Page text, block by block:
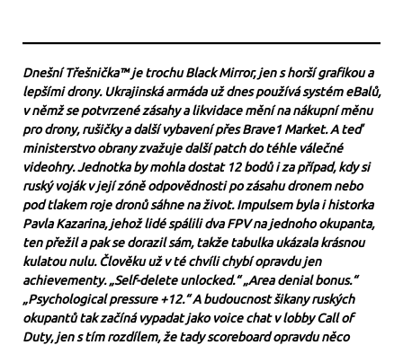
Dnešní Třešnička™ je trochu Black Mirror, jen s horší grafikou a
lepšími drony. Ukrajinská armáda už dnes používá systém eBalů,
v němž se potvrzené zásahy a likvidace mění na nákupní měnu
pro drony, rušičky a další vybavení přes Brave1 Market. A teď
ministerstvo obrany zvažuje další patch do téhle válečné
videohry. Jednotka by mohla dostat 12 bodů i za případ, kdy si
ruský voják v její zóně odpovědnosti po zásahu dronem nebo
pod tlakem roje dronů sáhne na život. Impulsem byla i historka
Pavla Kazarina, jehož lidé spálili dva FPV na jednoho okupanta,
ten přežil a pak se dorazil sám, takže tabulka ukázala krásnou
kulatou nulu. Člověku už v té chvíli chybí opravdu jen
achievementy. „Self-delete unlocked.“ „Area denial bonus.“
„Psychological pressure +12.“ A budoucnost šikany ruských
okupantů tak začíná vypadat jako voice chat v lobby Call of
Duty, jen s tím rozdílem, že tady scoreboard opravdu něco